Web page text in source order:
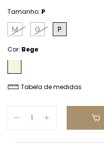
Tamanho: P
M
G P
Cor: Bege
Tabela de medidas